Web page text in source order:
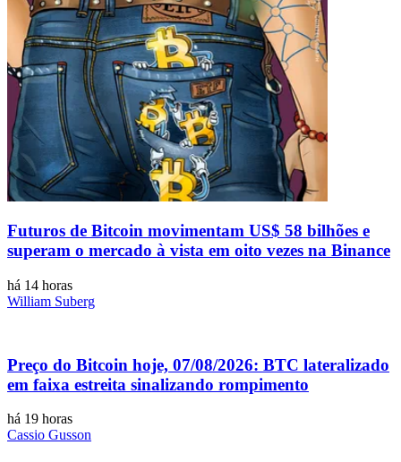
Futuros de Bitcoin movimentam US$ 58 bilhões e
superam o mercado à vista em oito vezes na Binance
há 14 horas
William Suberg
Preço do Bitcoin hoje, 07/08/2026: BTC lateralizado
em faixa estreita sinalizando rompimento
há 19 horas
Cassio Gusson